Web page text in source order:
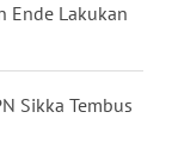
Ende Lakukan
Sikka Tembus